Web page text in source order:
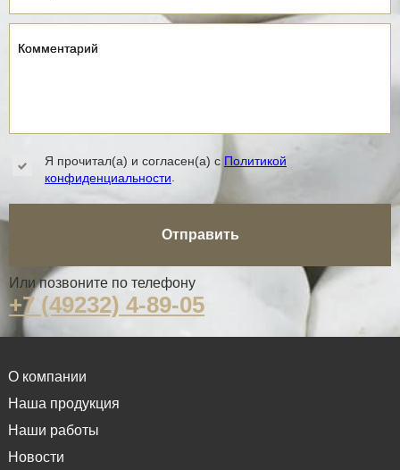
Комментарий
Комментарий
Я прочитал(а) и согласен(а) с Политикой
конфиденциальности.
Отправить
Или позвоните по телефону
+7 (49232) 4-89-05
О компании
Наша продукция
Наши работы
Новости